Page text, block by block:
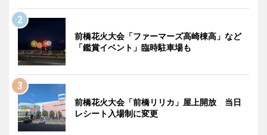
前橋花火大会「ファーマーズ高崎棟高」など
「鑑賞イベント」臨時駐車場も
前橋花火大会「前橋リリカ」屋上開放 当日
レシート入場制に変更